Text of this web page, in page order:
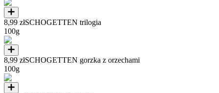
8,99 złSCHOGETTEN trilogia
100g
8,99 złSCHOGETTEN gorzka z orzechami
100g